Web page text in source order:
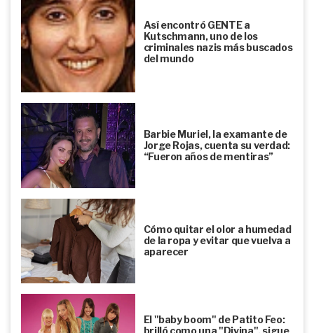
Así encontró GENTE a
Kutschmann, uno de los
criminales nazis más buscados
del mundo
Barbie Muriel, la examante de
Jorge Rojas, cuenta su verdad:
“Fueron años de mentiras”
Cómo quitar el olor a humedad
de la ropa y evitar que vuelva a
aparecer
El "baby boom" de Patito Feo: